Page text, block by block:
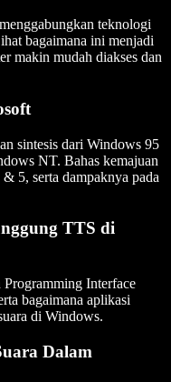
teknologi
bagaimana ini menjadi
makin mudah diakses dan
sintesis dari Windows 95
NT. Bahas kemajuan
5, serta dampaknya pada
TTS di
Interface
bagaimana aplikasi
di Windows.
Dalam